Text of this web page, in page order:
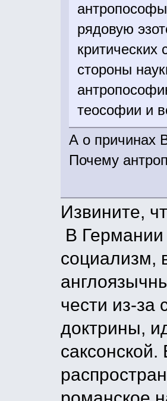
рядовую
стороны
теософии и
А о причинах
Почему
Извините,
В
социализм,
чести из-за
доктрины,